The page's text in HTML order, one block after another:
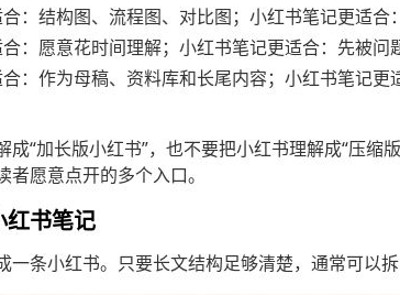
：结构图、流程图、对比图；小红书笔记更适合
：愿意花时间理解；小红书笔记更适合：先被问
：作为母稿、资料库和长尾内容；小红书笔记
“加长版小红书”，也不要把小红书理解成“压缩
愿意点开的多个入口。
红书笔记
条小红书。只要长文结构足够清楚，通常可以拆